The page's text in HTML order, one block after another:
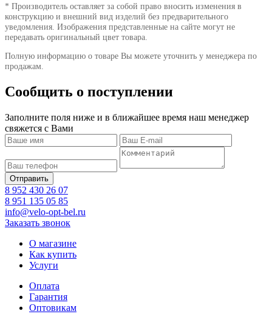
* Производитель оставляет за собой право вносить изменения в
конструкцию и внешний вид изделий без предварительного
уведомления. Изображения представленные на сайте могут не
передавать оригинальный цвет товара.
Полную информацию о товаре Вы можете уточнить у менеджера по
продажам.
Сообщить о поступлении
Заполните поля ниже и в ближайшее время наш менеджер
свяжется с Вами
8 952 430 26 07
8 951 135 05 85
info@velo-opt-bel.ru
Заказать звонок
О магазине
Как купить
Услуги
Оплата
Гарантия
Оптовикам